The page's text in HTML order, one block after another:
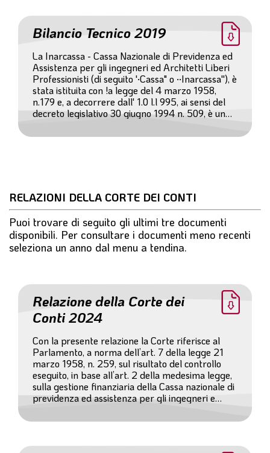
Bilancio Tecnico 2019
La Inarcassa - Cassa Nazionale di Previdenza ed
Assistenza per gli ingegneri ed Architetti Liberi
Professionisti (di seguito '·Cassa" o ··Inarcassa''), è
stata istituita con !a legge del 4 marzo 1958,
n.179 e, a decorrere dall' 1.0 l.l 995, ai sensi del
decreto legislativo 30 giugno 1994 n. 509, è un
personalità giuridica di diritto privato (ai sensi
RELAZIONI DELLA CORTE DEI CONTI
Puoi trovare di seguito gli ultimi tre documenti
disponibili. Per consultare i documenti meno recenti
seleziona un anno dal menu a tendina.
Relazione della Corte dei
Conti 2024
Con la presente relazione la Corte riferisce al
Parlamento, a norma dell’art. 7 della legge 21
marzo 1958, n. 259, sul risultato del controllo
eseguito, in base all’art. 2 della medesima legge,
sulla gestione finanziaria della Cassa nazionale di
previdenza ed assistenza per gli ingegneri e
relativamente all’esercizio 2024 e sulle vicende di